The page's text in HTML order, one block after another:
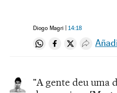
Diogo Magri 14:18
Compartir en
Compartir en
Compartir
"A gente deu uma